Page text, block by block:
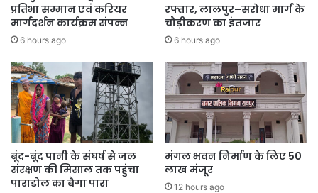
कौशल विकास विभाग छत्तीसगढ़ शासन एवं सिपेट, रायपुर कसे बड़ी संख्या से
कार्मिक एवं प्रशिक्षनार्थी उपस्थित रहे।
प्रतिभा सम्मान एवं करियर
मार्गदर्शन कार्यक्रम संपन्न
6 hours ago
रफ्तार, लालपुर–सरोधा मार्ग के
चौड़ीकरण का इंतजार
6 hours ago
बूंद-बूंद पानी के संघर्ष से जल
संरक्षण की मिसाल तक पहुंचा
पाराडोल का बैगा पारा
मंगल भवन निर्माण के लिए 50
लाख मंजूर
12 hours ago